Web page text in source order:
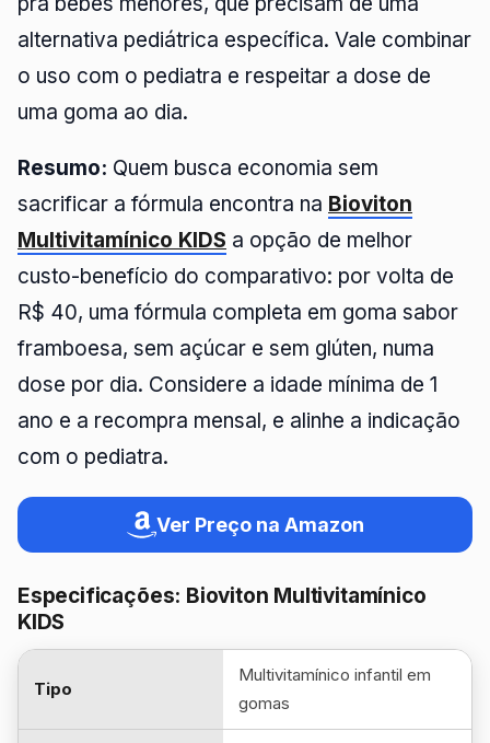
alternativa pediátrica específica. Vale combinar
o uso com o pediatra e respeitar a dose de
uma goma ao dia.
Resumo: Quem busca economia sem
sacrificar a fórmula encontra na Bioviton
Multivitamínico KIDS a opção de melhor
custo-benefício do comparativo: por volta de
R$ 40, uma fórmula completa em goma sabor
framboesa, sem açúcar e sem glúten, numa
dose por dia. Considere a idade mínima de 1
ano e a recompra mensal, e alinhe a indicação
com o pediatra.
Ver Preço na Amazon
Especificações: Bioviton Multivitamínico
KIDS
Tipo
Multivitamínico infantil em
gomas